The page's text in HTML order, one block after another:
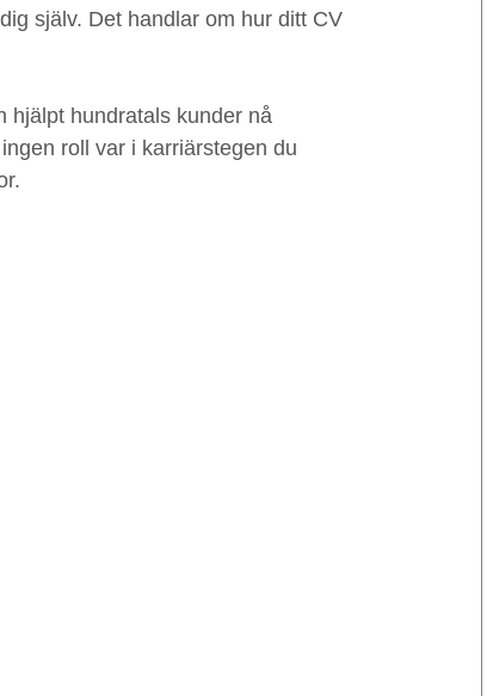
själv. Det handlar om hur ditt CV
hjälpt hundratals kunder nå
roll var i karriärstegen du